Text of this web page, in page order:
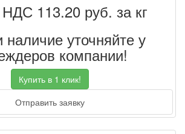
113.20 руб. за кг
уточняйте у
компании!
Купить в 1 клик!
Отправить заявку